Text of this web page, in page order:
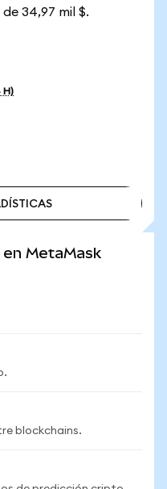
34,97 mil $.
H)
MetaMask
blockchains.